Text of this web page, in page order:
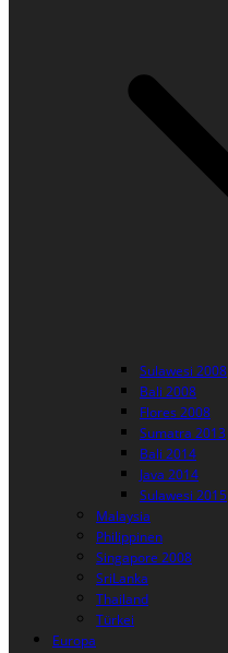
Sulawesi 2008
Bali 2008
Flores 2008
Sumatra 2013
Bali 2014
Java 2014
Sulawesi 2015
Malaysia
Philippinen
Singapore 2008
SriLanka
Thailand
Türkei
Europa